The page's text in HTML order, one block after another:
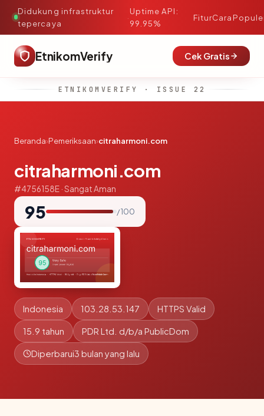
Didukung infrastruktur
tepercaya
·
Uptime API:
99.95%
FiturCara
EtnikomVerify Cek Gratis
ETNIKOMVERIFY · ISSUE 22
Beranda›Pemeriksaan›citraharmoni.com
citraharmoni.com
#4756158E · Sangat Aman
95 / 100
Indonesia 103.28.53.147 HTTPS Valid
15.9 tahun PDR Ltd. d/b/a PublicDom
Diperbarui3 bulan yang lalu